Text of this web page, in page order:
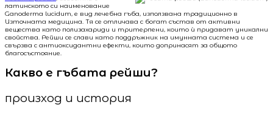
латинското си наименование
Ganoderma lucidum, е вид лечебна гъба, използвана традиционно в
Източната медицина. Тя се отличава с богат състав от активни
вещества като полизахариди и тритерпени, които ѝ придават уникални
свойства. Рейши се слави като поддръжник на имунната система и се
свързва с антиоксидантни ефекти, които допринасят за общото
благосъстояние.
Какво е гъбата рейши?
произход и история